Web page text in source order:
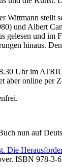
stellt
und Albert
gelesen und im
hinaus.
Uhr im
aber online per
nun auf
Die
ISBN 978-3-